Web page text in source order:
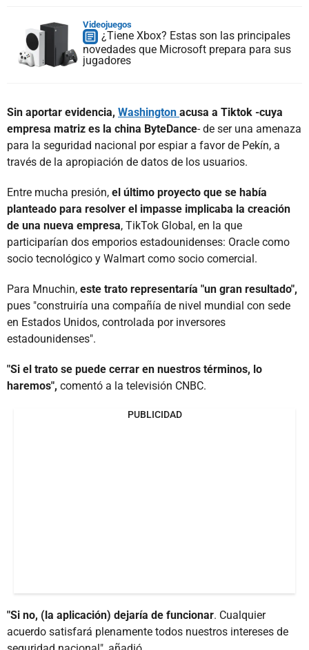
Videojuegos
¿Tiene Xbox? Estas son las principales
novedades que Microsoft prepara para sus
jugadores
Sin aportar evidencia, Washington acusa a Tiktok -cuya
empresa matriz es la china ByteDance- de ser una amenaza
para la seguridad nacional por espiar a favor de Pekín, a
través de la apropiación de datos de los usuarios.
Entre mucha presión, el último proyecto que se había
planteado para resolver el impasse implicaba la creación
de una nueva empresa, TikTok Global, en la que
participarían dos emporios estadounidenses: Oracle como
socio tecnológico y Walmart como socio comercial.
Para Mnuchin, este trato representaría "un gran resultado",
pues "construiría una compañía de nivel mundial con sede
en Estados Unidos, controlada por inversores
estadounidenses".
"Si el trato se puede cerrar en nuestros términos, lo
haremos", comentó a la televisión CNBC.
PUBLICIDAD
"Si no, (la aplicación) dejaría de funcionar. Cualquier
acuerdo satisfará plenamente todos nuestros intereses de